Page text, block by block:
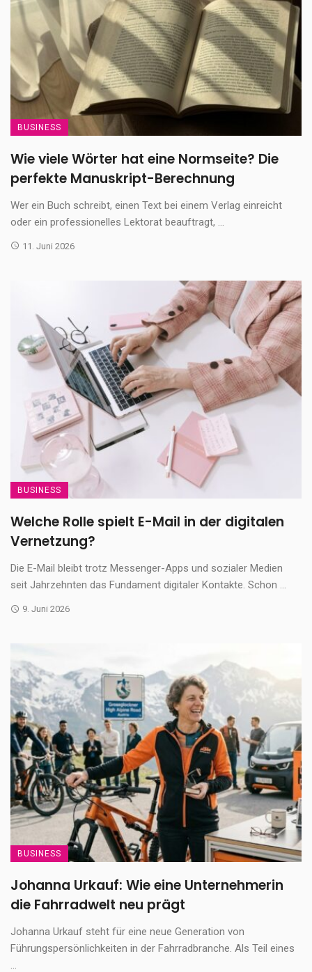
BUSINESS
Wie viele Wörter hat eine Normseite? Die
perfekte Manuskript-Berechnung
Wer ein Buch schreibt, einen Text bei einem Verlag einreicht
oder ein professionelles Lektorat beauftragt, ...
11. Juni 2026
BUSINESS
Welche Rolle spielt E-Mail in der digitalen
Vernetzung?
Die E-Mail bleibt trotz Messenger-Apps und sozialer Medien
seit Jahrzehnten das Fundament digitaler Kontakte. Schon ...
9. Juni 2026
BUSINESS
Johanna Urkauf: Wie eine Unternehmerin
die Fahrradwelt neu prägt
Johanna Urkauf steht für eine neue Generation von
Führungspersönlichkeiten in der Fahrradbranche. Als Teil eines
...